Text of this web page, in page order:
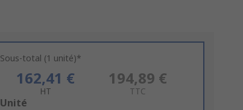
Sous-total (1 unité)*
162,41 €
HT
194,89 €
TTC
Add
Unité